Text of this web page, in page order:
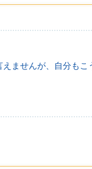
ませんが、自分も